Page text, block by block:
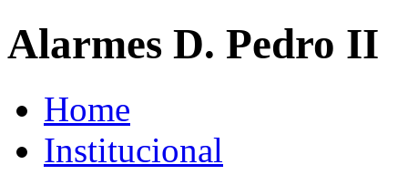
Alarmes D. Pedro II
Home
Institucional